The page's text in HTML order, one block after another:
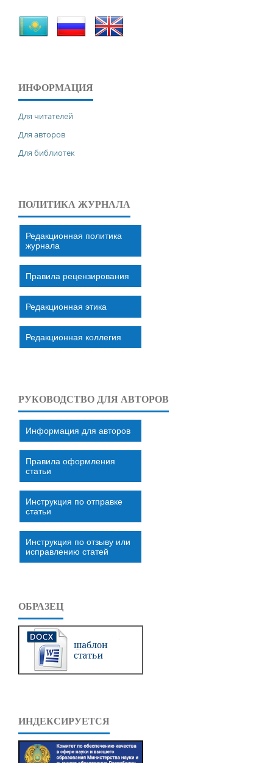
ИНФОРМАЦИЯ
Для читателей
Для авторов
Для библиотек
ПОЛИТИКА ЖУРНАЛА
Редакционная политика
журнала
Правила рецензирования
Редакционная этика
Редакционная коллегия
РУКОВОДСТВО ДЛЯ АВТОРОВ
Информация для авторов
Правила оформления
статьи
Инструкция по отправке
статьи
Инструкция по отзыву или
исправлению статей
ОБРАЗЕЦ
ИНДЕКСИРУЕТСЯ